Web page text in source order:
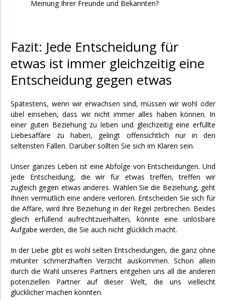
Meinung Ihrer Freunde und Bekannten?
Fazit: Jede Entscheidung für
etwas ist immer gleichzeitig eine
Entscheidung gegen etwas
Spätestens, wenn wir erwachsen sind, müssen wir wohl oder
übel einsehen, dass wir nicht immer alles haben können. In
einer guten Beziehung zu leben und gleichzeitig eine erfüllte
Liebesaffäre zu haben, gelingt offensichtlich nur in den
seltensten Fällen. Darüber sollten Sie sich im Klaren sein.
Unser ganzes Leben ist eine Abfolge von Entscheidungen. Und
jede Entscheidung, die wir für etwas treffen, treffen wir
zugleich gegen etwas anderes. Wählen Sie die Beziehung, geht
Ihnen vermutlich eine andere verloren. Entscheiden Sie sich für
die Affäre, wird Ihre Beziehung in der Regel zerbrechen. Beides
gleich erfüllend aufrechtzuerhalten, könnte eine unlösbare
Aufgabe werden, die Sie auch nicht glücklich macht.
In der Liebe gibt es wohl selten Entscheidungen, die ganz ohne
mitunter schmerzhaften Verzicht auskommen. Schon allein
durch die Wahl unseres Partners entgehen uns all die anderen
potenziellen Partner auf dieser Welt, die uns vielleicht
glücklicher machen könnten.